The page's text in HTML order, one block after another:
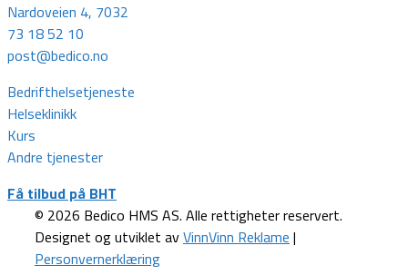
Nardoveien 4, 7032
73 18 52 10
post@bedico.no
Bedrifthelsetjeneste
Helseklinikk
Kurs
Andre tjenester
Få tilbud på BHT
© 2026 Bedico HMS AS. Alle rettigheter reservert.
Designet og utviklet avVinnVinn Reklame |
Personvernerklæring